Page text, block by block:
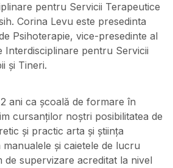
pentru Servicii Terapeutice
Corina Levu este presedinta
Psihoterapie, vice-presedinte al
Interdisciplinare pentru Servicii
și Tineri.
ani ca școală de formare în
cursanților noștri posibilitatea de
și practic arta și știința
și caietele de lucru
supervizare acreditat la nivel